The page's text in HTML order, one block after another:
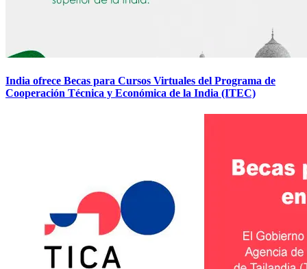
India ofrece Becas para Cursos Virtuales del Programa de
Cooperación Técnica y Económica de la India (ITEC)